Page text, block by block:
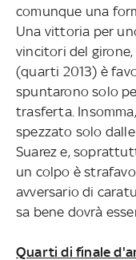
comunque una
Una vittoria per
vincitori del
(quarti 2013) è
spuntarono solo
trasferta.
spezzato solo
Suarez e,
un colpo è
avversario di
sa bene dovrà
Quarti di finale